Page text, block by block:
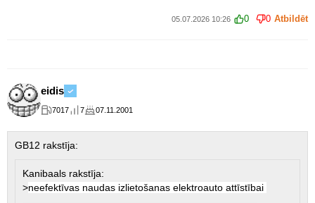
05.07.2026 10:26 0 0 Atbildēt
eidis
7017 7 07.11.2001
GB12 rakstīja:
Kanibaals rakstīja:
>neefektīvas naudas izlietošanas elektroauto attīstībai